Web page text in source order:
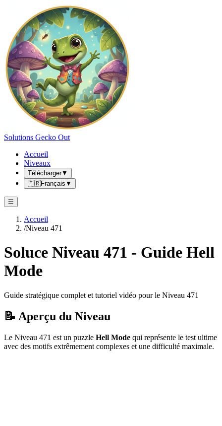
Solutions Gecko Out
Accueil
Niveaux
Télécharger▼
🇫🇷Français ▼
☰
Accueil
/Niveau 471
Soluce Niveau 471 - Guide Hell
Mode
Guide stratégique complet et tutoriel vidéo pour le Niveau 471
📝 Aperçu du Niveau
Le Niveau 471 est un puzzle Hell Mode qui représente le test ultime
avec des motifs extrêmement complexes et une difficulté maximale.